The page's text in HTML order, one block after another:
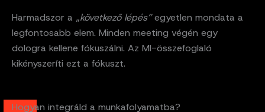
Harmadszor a „következő lépés”egyetlen mondata a
legfontosabb elem. Minden meeting végén egy
dologra kellene fókuszálni. Az MI-összefoglaló
kikényszeríti ezt a fókuszt.
Hogyan integráld a munkafolyamatba?